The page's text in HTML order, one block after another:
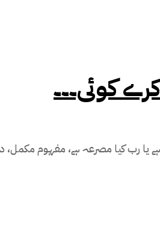
کوئی۔۔۔
رب کیا مصرعہ ہے، مفہوم مکمل،